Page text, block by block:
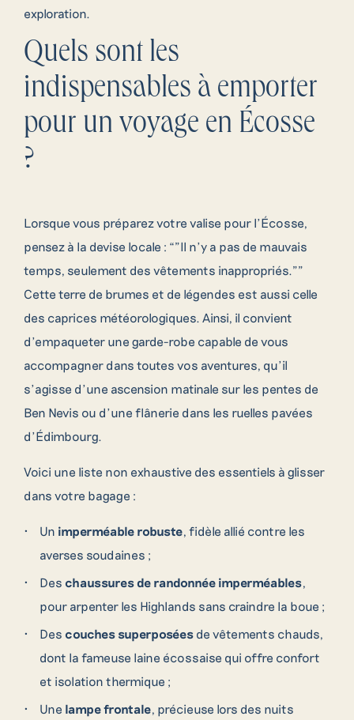
Contactez nos
créateurs de voyages
Pour toute question ou demande de
renseignement, n’hésitez pas à compléter
notre demande de devis ou à contacter l’un
exploration.
Quels sont les
indispensables à emporter
pour un voyage en Écosse
?
Lorsque vous préparez votre valise pour l’Écosse,
pensez à la devise locale : “”Il n’y a pas de mauvais
temps, seulement des vêtements inappropriés.””
Cette terre de brumes et de légendes est aussi celle
des caprices météorologiques. Ainsi, il convient
d’empaqueter une garde-robe capable de vous
accompagner dans toutes vos aventures, qu’il
s’agisse d’une ascension matinale sur les pentes de
Ben Nevis ou d’une flânerie dans les ruelles pavées
d’Édimbourg.
Voici une liste non exhaustive des essentiels à glisser
dans votre bagage :
Un imperméable robuste , fidèle allié contre les
averses soudaines ;
Des chaussures de randonnée imperméables
pour arpenter les Highlands sans craindre la boue ;
Des couches superposées de vêtements chauds,
dont la fameuse laine écossaise qui offre confort
et isolation thermique ;
Une lampe frontale , précieuse lors des nuits